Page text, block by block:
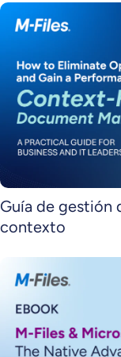
Guía de gestión
contexto